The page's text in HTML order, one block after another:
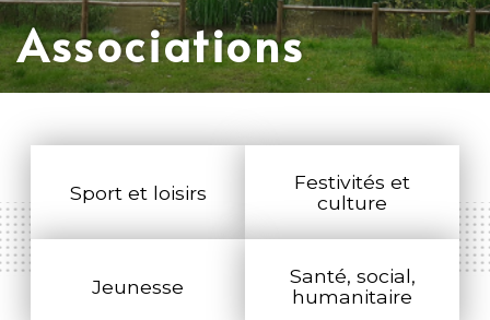
Associations
Sport et loisirs
Festivités et
culture
Jeunesse
Santé, social,
humanitaire